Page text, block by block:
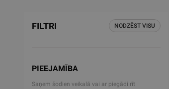
FILTRI NODZĒST VISU
PIEEJAMĪBA
Saņem šodien veikalā vai ar piegādi rīt